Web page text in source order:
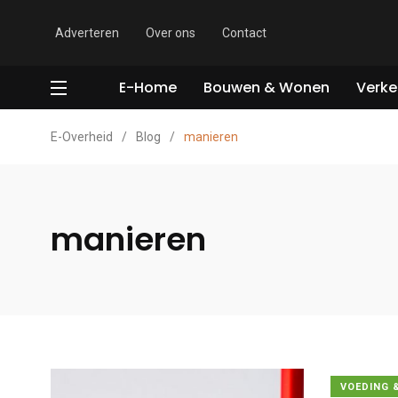
Adverteren Over ons Contact
E-Home Bouwen & Wonen
E-Overheid / Blog / manieren
manieren
VOEDING